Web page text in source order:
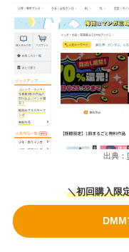
出典：
＼初回購入限
DMM